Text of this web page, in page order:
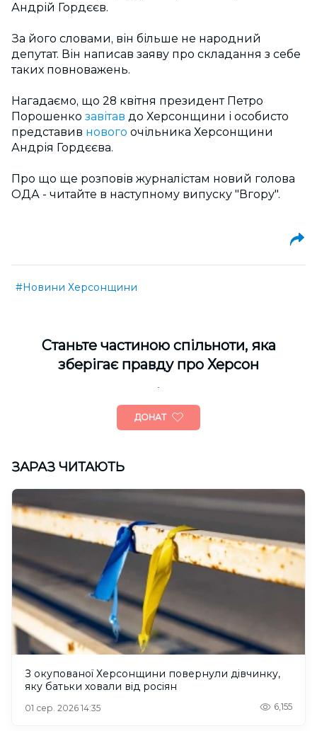
Андрій Гордєєв.
За його словами, він більше не народний
депутат. Він написав заяву про складання з себе
таких повноважень.
Нагадаємо, що 28 квітня президент Петро
Порошенко завітав до Херсонщини і особисто
представив нового очільника Херсонщини
Андрія Гордєєва.
Про що ще розповів журналістам новий голова
ОДА - читайте в наступному випуску "Вгору".
#Новини Херсонщини
Cтаньте частиною спільноти, яка
зберігає правду про Херсон
ДОНАТ
ЗАРАЗ ЧИТАЮТЬ
З окупованої Херсонщини повернули дівчинку,
яку батьки ховали від росіян
01 сер. 2026 14:35 6,155